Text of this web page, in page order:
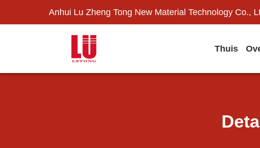
Anhui Lu Zheng Tong New Material Technology Co.,
Thuis